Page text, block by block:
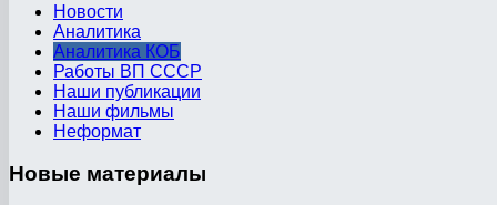
Новости
Аналитика
Аналитика КОБ
Работы ВП СССР
Наши публикации
Наши фильмы
Неформат
Новые материалы